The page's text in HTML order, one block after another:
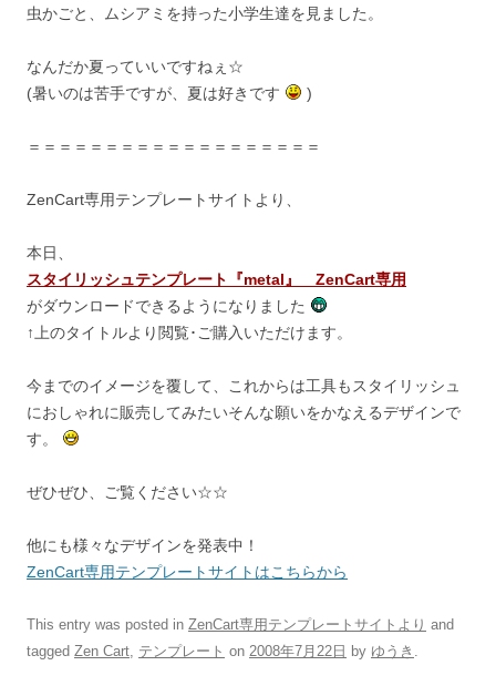
虫かごと、ムシアミを持った小学生達を見ました。
なんだか夏っていいですねぇ☆
(暑いのは苦手ですが、夏は好きです
)
＝＝＝＝＝＝＝＝＝＝＝＝＝＝＝＝＝＝＝
ZenCart専用テンプレートサイトより、
本日、
スタイリッシュテンプレート『metal』 ZenCart専用
がダウンロードできるようになりました
↑上のタイトルより閲覧･ご購入いただけます。
今までのイメージを覆して、これからは工具もスタイリッシュ
におしゃれに販売してみたいそんな願いをかなえるデザインで
す。
ぜひぜひ、ご覧ください☆☆
他にも様々なデザインを発表中！
ZenCart専用テンプレートサイトはこちらから
This entry was posted in ZenCart専用テンプレートサイトより and
tagged Zen Cart, テンプレート on 2008年7月22日 by ゆうき .